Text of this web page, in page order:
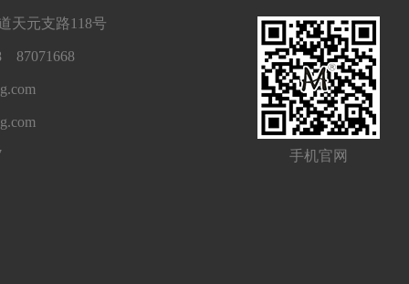
天元支路118号
87071668
手机官网